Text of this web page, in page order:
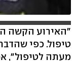
"האירוע הקשה
טיפול. כפי
מעתה לטיפול",